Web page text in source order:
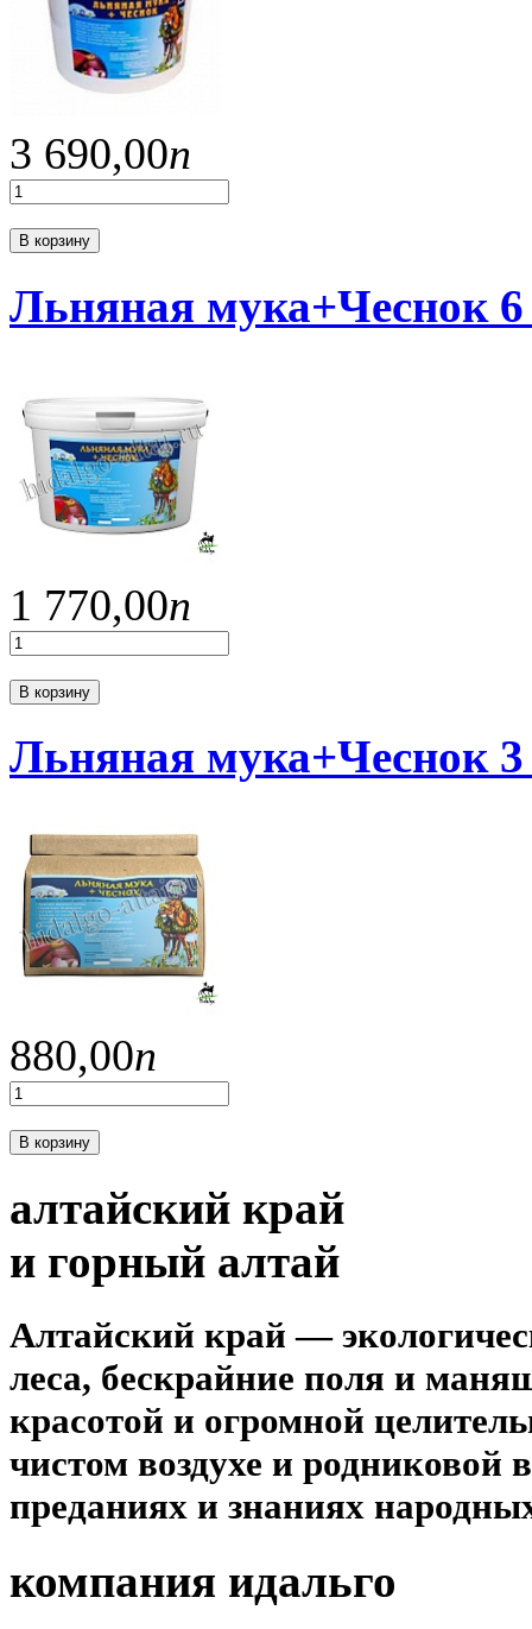
3 690,00п
В корзину
Льняная мука+Чеснок
1 770,00п
В корзину
Льняная мука+Чеснок
880,00п
В корзину
алтайский край
и горный алтай
Алтайский край —
леса, бескрайние поля и
красотой и огромной
чистом воздухе и родниковой
преданиях и знаниях
компания идальго